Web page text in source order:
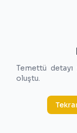
Temettü
oluştu.